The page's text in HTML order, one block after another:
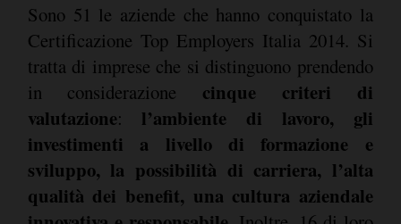
Sono 51 le aziende che hanno conquistato la
Certificazione Top Employers Italia 2014. Si
tratta di imprese che si distinguono prendendo
in considerazione cinque criteri di
valutazione: l’ambiente di lavoro, gli
investimenti a livello di formazione e
sviluppo, la possibilità di carriera, l’alta
qualità dei benefit, una cultura aziendale